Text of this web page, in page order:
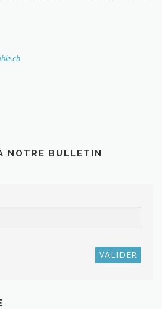
NOTRE BULLETIN